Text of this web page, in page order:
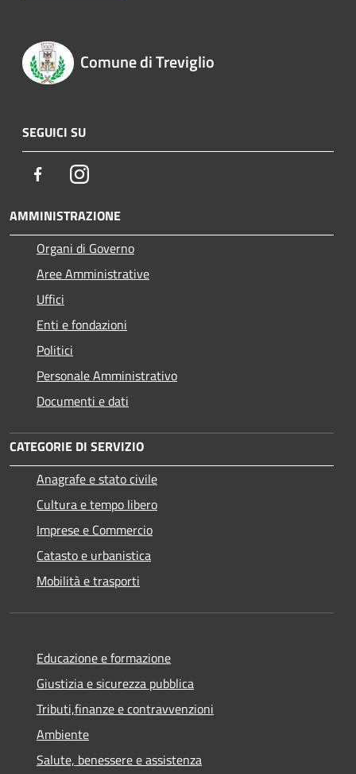
Comune di Treviglio
SEGUICI SU
FacebookInstagram
AMMINISTRAZIONE
Organi di Governo
Aree Amministrative
Uffici
Enti e fondazioni
Politici
Personale Amministrativo
Documenti e dati
CATEGORIE DI SERVIZIO
Anagrafe e stato civile
Cultura e tempo libero
Imprese e Commercio
Catasto e urbanistica
Mobilità e trasporti
Educazione e formazione
Giustizia e sicurezza pubblica
Tributi,finanze e contravvenzioni
Ambiente
Salute, benessere e assistenza